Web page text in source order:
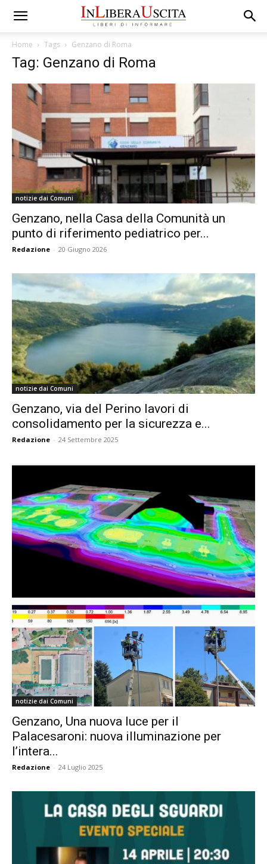
Home Tags Genzano di Roma
Tag: Genzano di Roma
notizie dai Comuni
Genzano, nella Casa della Comunità un
punto di riferimento pediatrico per...
Redazione - 20 Giugno 2026
notizie dai Comuni
Genzano, via del Perino lavori di
consolidamento per la sicurezza e...
Redazione - 24 Settembre 2025
notizie dai Comuni
Genzano, Una nuova luce per il
Palacesaroni: nuova illuminazione per
l’intera...
Redazione - 24 Luglio 2025